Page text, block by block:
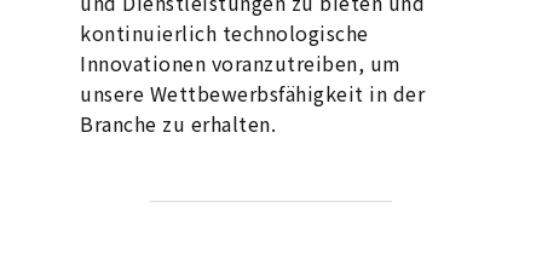
kontinuierlich technologische
Innovationen voranzutreiben, um
unsere Wettbewerbsfähigkeit in der
Branche zu erhalten.